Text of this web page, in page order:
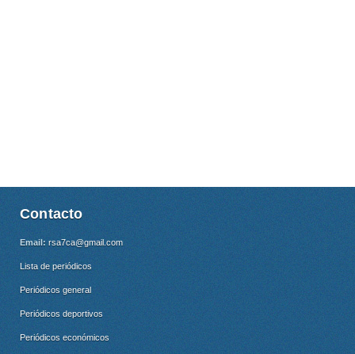
Contacto
Email: rsa7ca@gmail.com
Lista de periódicos
Periódicos general
Periódicos deportivos
Periódicos económicos